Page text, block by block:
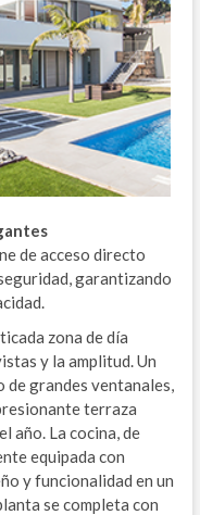
de acceso directo
garantizando
zona de día
y la amplitud. Un
de grandes ventanales,
terraza
año. La cocina, de
equipada con
y funcionalidad en un
se completa con